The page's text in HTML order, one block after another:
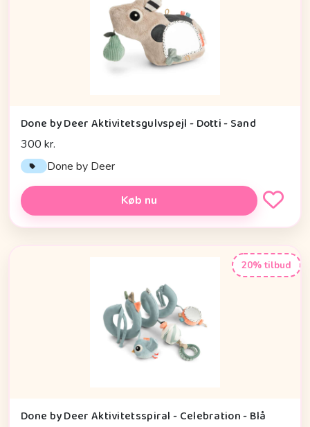
Done by Deer Aktivitetsgulvspejl - Dotti - Sand
300 kr.
Done by Deer
Køb nu
20% tilbud
Done by Deer Aktivitetsspiral - Celebration - Blå